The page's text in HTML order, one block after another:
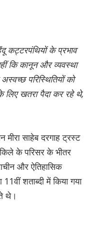
कट्टरपंथियों के प्रभाव
कि कानून और व्यवस्था
परिस्थितियों को
लिए खतरा पैदा कर रहे थे,
मीरा साहेब दरगाह ट्रस्ट
किले के परिसर के भीतर
और ऐतिहासिक
शताब्दी में किया गया
थे।